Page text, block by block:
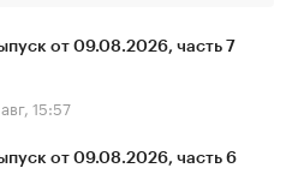
от 09.08.2026, часть 7
15:57
от 09.08.2026, часть 6